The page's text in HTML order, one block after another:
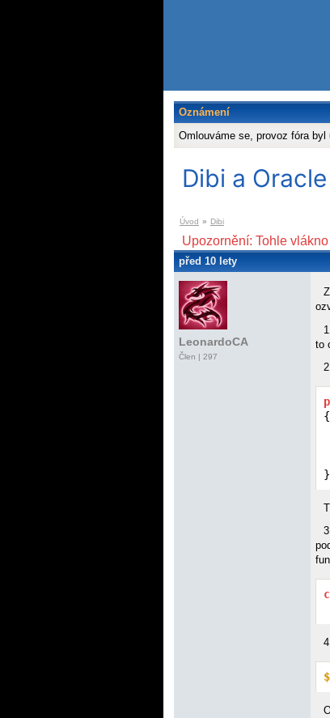
Oznámení
Omlouváme se, provoz fóra byl
Dibi a Oracle
Úvod » Dibi
Upozornění: Tohle
před 10 lety
LeonardoCA
Člen | 297
to
{
}